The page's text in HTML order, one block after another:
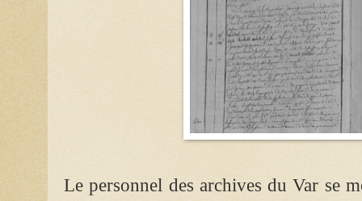
Le personnel des archives du Var se